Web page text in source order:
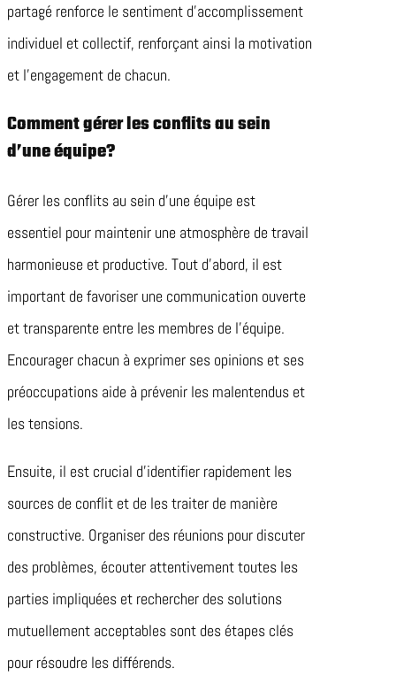
partagé renforce le sentiment d’accomplissement
individuel et collectif, renforçant ainsi la motivation
et l’engagement de chacun.
Comment gérer les conflits au sein
d’une équipe?
Gérer les conflits au sein d’une équipe est
essentiel pour maintenir une atmosphère de travail
harmonieuse et productive. Tout d’abord, il est
important de favoriser une communication ouverte
et transparente entre les membres de l’équipe.
Encourager chacun à exprimer ses opinions et ses
préoccupations aide à prévenir les malentendus et
les tensions.
Ensuite, il est crucial d’identifier rapidement les
sources de conflit et de les traiter de manière
constructive. Organiser des réunions pour discuter
des problèmes, écouter attentivement toutes les
parties impliquées et rechercher des solutions
mutuellement acceptables sont des étapes clés
pour résoudre les différends.